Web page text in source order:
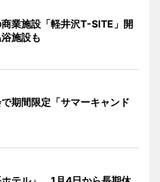
業施設「軽井沢T-SITE」開
施設も
期間限定「サマーキャンド